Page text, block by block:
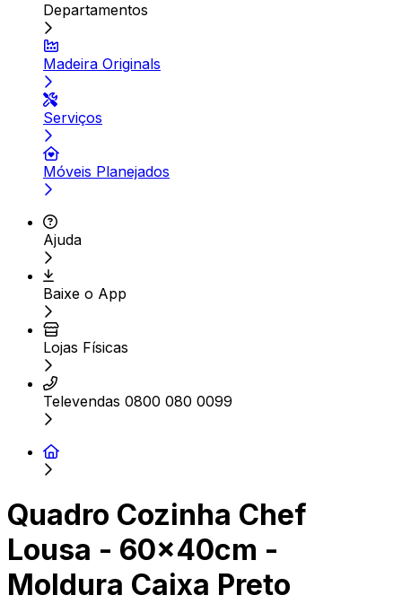
Departamentos
Madeira Originals
Serviços
Móveis Planejados
Ajuda
Baixe o App
Lojas Físicas
Televendas 0800 080 0099
Quadro Cozinha Chef
Lousa - 60x40cm -
Moldura Caixa Preto